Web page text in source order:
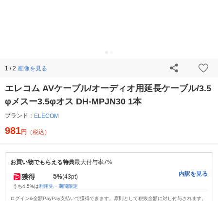
1 / 2 画像を見る
エレコム AVケーブル/オーディオ用延長ケーブル/3.5
φメスー3.5φオス DH-MPJN30 1本
ブランド： ELECOM
981円 （税込）
お買い物でもらえる特典最大付与率7%
獲得 5%(43pt)
うち4.5%は利用先・期間限定
内訳を見る
ログイン&全額PayPay支払いで獲得できます。原則として税抜金額に対し付与されます。